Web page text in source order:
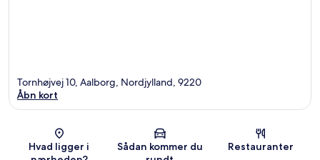
Kort
Tornhøjvej 10, Aalborg, Nordjylland, 9220
Åbn kort
Hvad ligger i
Sådan kommer du
Restauranter